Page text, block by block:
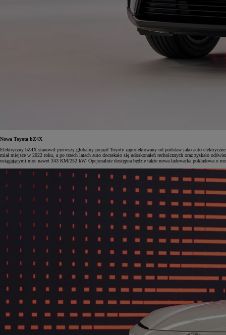
Nowa Toyota bZ4X
Elektryczny bZ4X stanowił pierwszy globalny pojazd Toyoty zaprojektowany od podstaw jako auto
miał miejsce w 2022 roku, a po trzech latach auto doczekało się udoskonaleń technicznych oraz zyskało
osiągającymi moc nawet 343 KM/252 kW. Opcjonalnie dostępna będzie także nowa ładowarka pokładowa o